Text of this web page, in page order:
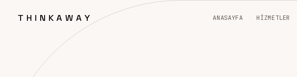
THINKAWAY ANASAYFA HIZMETLER